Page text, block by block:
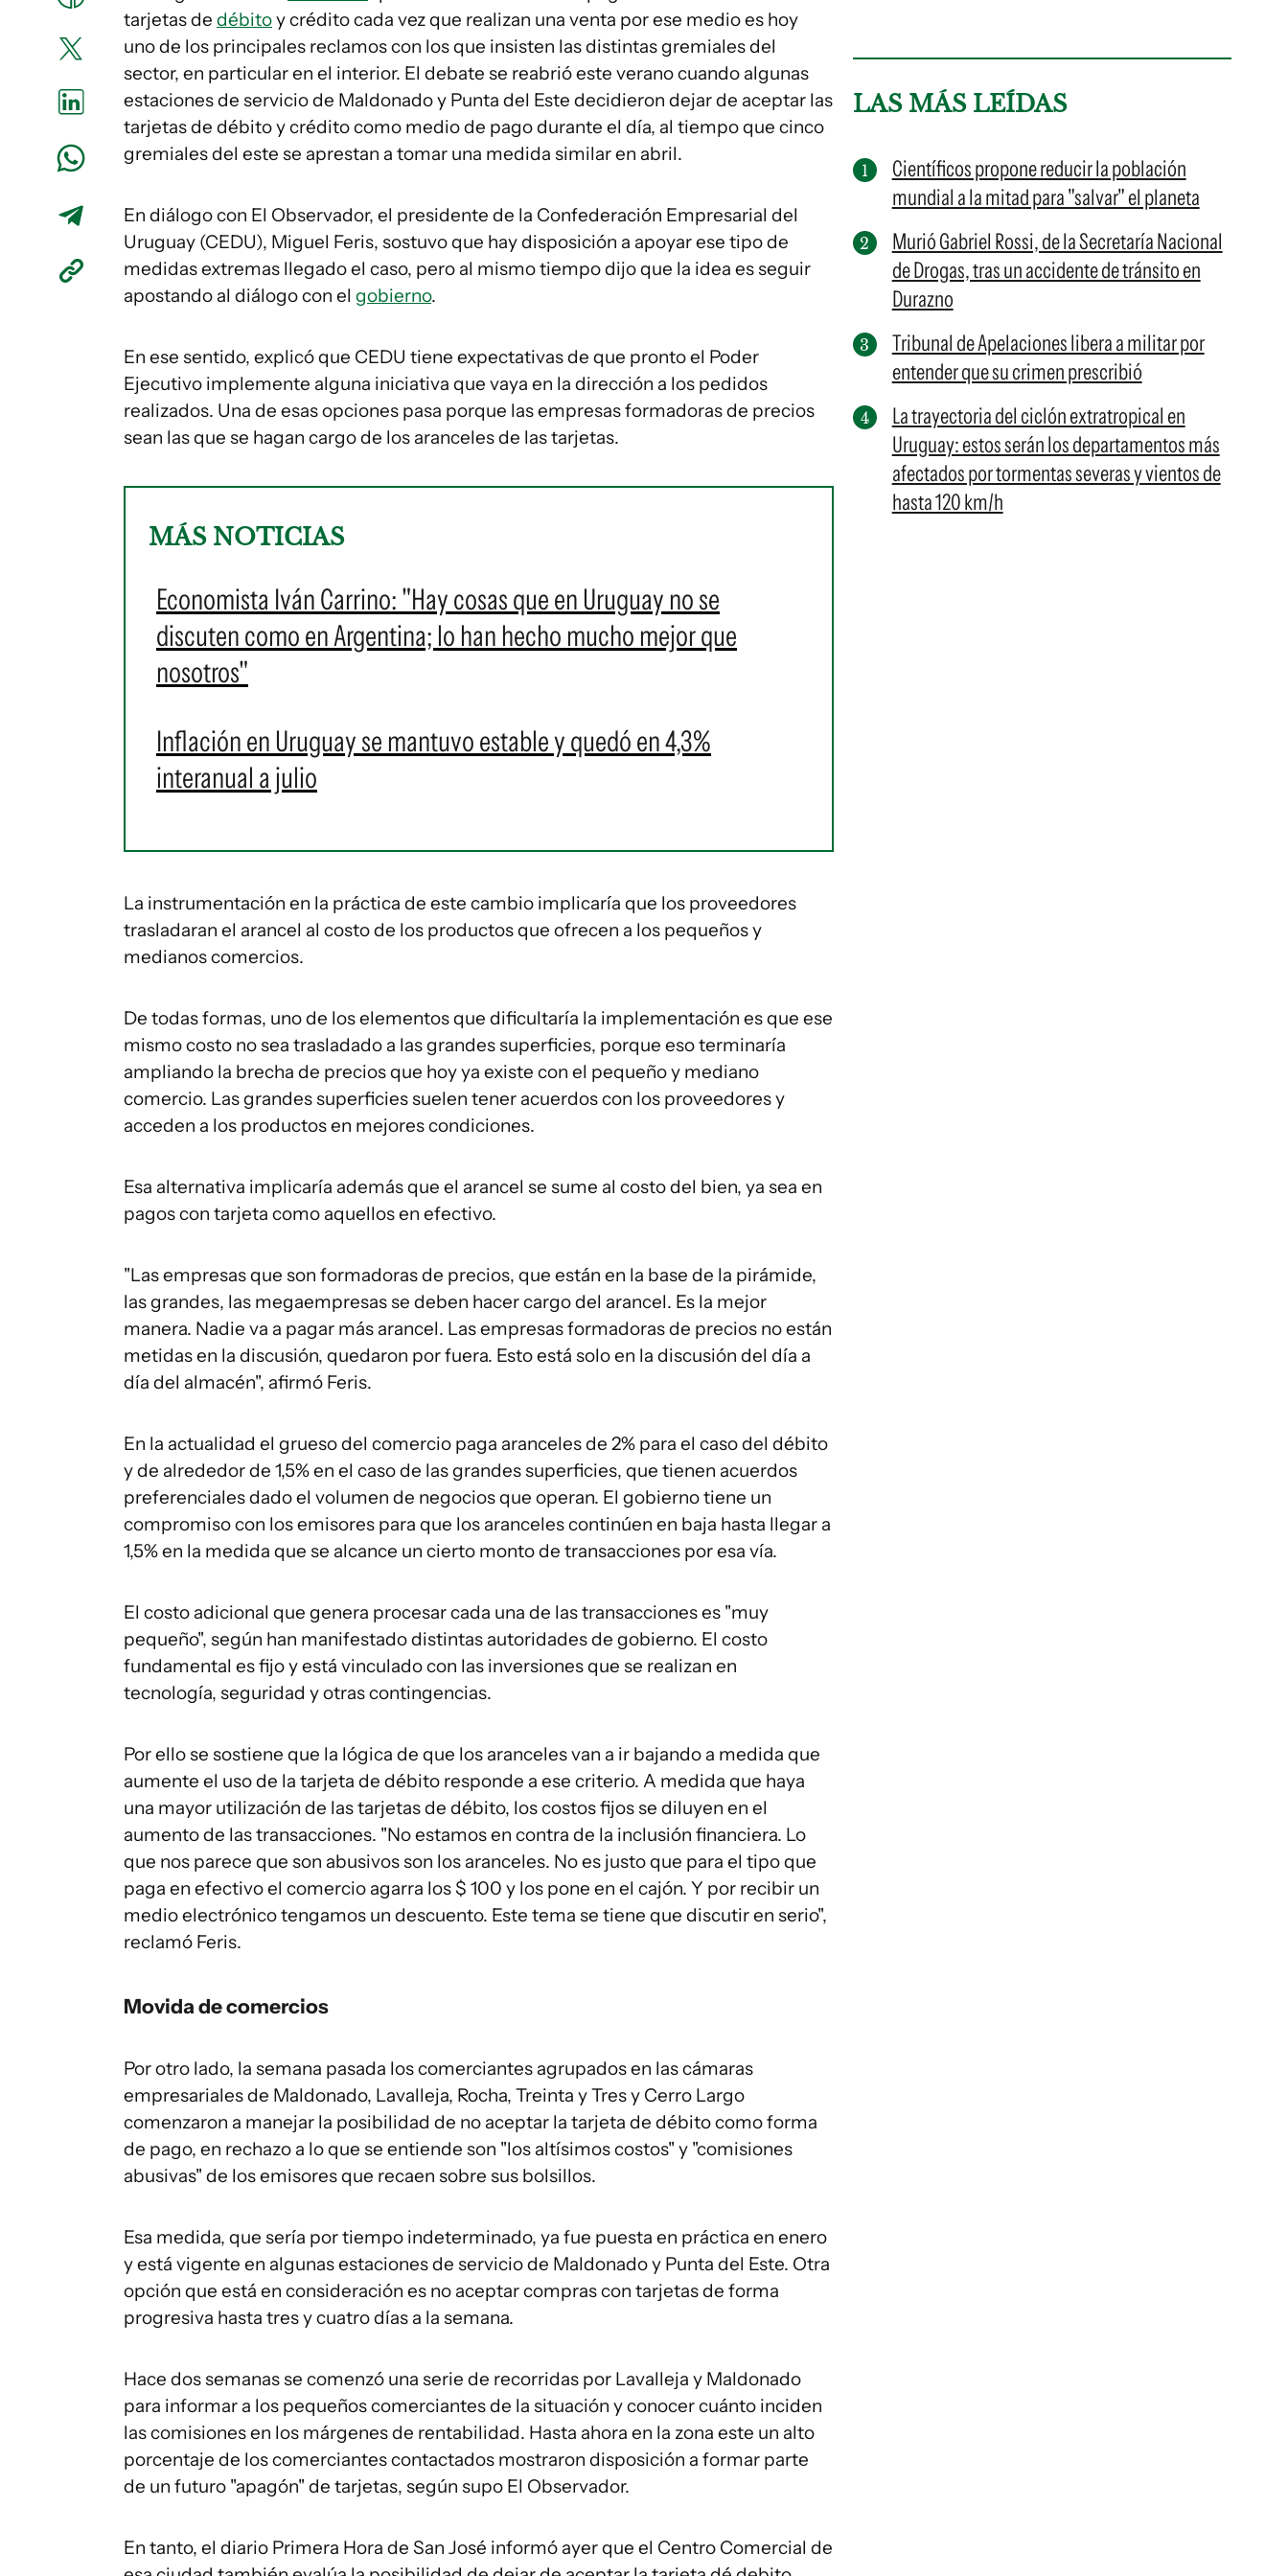
tarjetas de débitoy crédito cada vez que realizan una venta por ese medio es hoy
uno de los principales reclamos con los que insisten las distintas gremiales del
sector, en particular en el interior. El debate se reabrió este verano cuando algunas
estaciones de servicio de Maldonado y Punta del Este decidieron dejar de aceptar las
tarjetas de débito y crédito como medio de pago durante el día, al tiempo que cinco
gremiales del este se aprestan a tomar una medida similar en abril.
En diálogo con El Observador, el presidente de la Confederación Empresarial del
Uruguay (CEDU), Miguel Feris, sostuvo que hay disposición a apoyar ese tipo de
medidas extremas llegado el caso, pero al mismo tiempo dijo que la idea es seguir
apostando al diálogo con el gobierno.
En ese sentido, explicó que CEDU tiene expectativas de que pronto el Poder
Ejecutivo implemente alguna iniciativa que vaya en la dirección a los pedidos
realizados. Una de esas opciones pasa porque las empresas formadoras de precios
sean las que se hagan cargo de los aranceles de las tarjetas.
MÁS NOTICIAS
Economista Iván Carrino: "Hay cosas que en Uruguay no se
discuten como en Argentina; lo han hecho mucho mejor que
nosotros"
Inflación en Uruguay se mantuvo estable y quedó en 4,3%
interanual a julio
La instrumentación en la práctica de este cambio implicaría que los proveedores
trasladaran el arancel al costo de los productos que ofrecen a los pequeños y
medianos comercios.
De todas formas, uno de los elementos que dificultaría la implementación es que ese
mismo costo no sea trasladado a las grandes superficies, porque eso terminaría
ampliando la brecha de precios que hoy ya existe con el pequeño y mediano
comercio. Las grandes superficies suelen tener acuerdos con los proveedores y
acceden a los productos en mejores condiciones.
Esa alternativa implicaría además que el arancel se sume al costo del bien, ya sea en
pagos con tarjeta como aquellos en efectivo.
"Las empresas que son formadoras de precios, que están en la base de la pirámide,
las grandes, las megaempresas se deben hacer cargo del arancel. Es la mejor
manera. Nadie va a pagar más arancel. Las empresas formadoras de precios no están
metidas en la discusión, quedaron por fuera. Esto está solo en la discusión del día a
día del almacén", afirmó Feris.
En la actualidad el grueso del comercio paga aranceles de 2% para el caso del débito
y de alrededor de 1,5% en el caso de las grandes superficies, que tienen acuerdos
preferenciales dado el volumen de negocios que operan. El gobierno tiene un
compromiso con los emisores para que los aranceles continúen en baja hasta llegar a
1,5% en la medida que se alcance un cierto monto de transacciones por esa vía.
El costo adicional que genera procesar cada una de las transacciones es "muy
pequeño", según han manifestado distintas autoridades de gobierno. El costo
fundamental es fijo y está vinculado con las inversiones que se realizan en
tecnología, seguridad y otras contingencias.
Por ello se sostiene que la lógica de que los aranceles van a ir bajando a medida que
aumente el uso de la tarjeta de débito responde a ese criterio. A medida que haya
una mayor utilización de las tarjetas de débito, los costos fijos se diluyen en el
aumento de las transacciones. "No estamos en contra de la inclusión financiera. Lo
que nos parece que son abusivos son los aranceles. No es justo que para el tipo que
paga en efectivo el comercio agarra los $ 100 y los pone en el cajón. Y por recibir un
medio electrónico tengamos un descuento. Este tema se tiene que discutir en serio",
reclamó Feris.
Movida de comercios
Por otro lado, la semana pasada los comerciantes agrupados en las cámaras
empresariales de Maldonado, Lavalleja, Rocha, Treinta y Tres y Cerro Largo
comenzaron a manejar la posibilidad de no aceptar la tarjeta de débito como forma
de pago, en rechazo a lo que se entiende son "los altísimos costos" y "comisiones
abusivas" de los emisores que recaen sobre sus bolsillos.
Esa medida, que sería por tiempo indeterminado, ya fue puesta en práctica en enero
y está vigente en algunas estaciones de servicio de Maldonado y Punta del Este. Otra
opción que está en consideración es no aceptar compras con tarjetas de forma
progresiva hasta tres y cuatro días a la semana.
Hace dos semanas se comenzó una serie de recorridas por Lavalleja y Maldonado
para informar a los pequeños comerciantes de la situación y conocer cuánto inciden
las comisiones en los márgenes de rentabilidad. Hasta ahora en la zona este un alto
porcentaje de los comerciantes contactados mostraron disposición a formar parte
de un futuro "apagón" de tarjetas, según supo El Observador.
En tanto, el diario Primera Hora de San José informó ayer que el Centro Comercial de
LAS MÁS LEÍDAS
Científicos propone reducir la población
mundial a la mitad para "salvar" el planeta
Murió Gabriel Rossi, de la Secretaría Nacional
de Drogas, tras un accidente de tránsito en
Durazno
Tribunal de Apelaciones libera a militar por
entender que su crimen prescribió
La trayectoria del ciclón extratropical en
Uruguay: estos serán los departamentos más
afectados por tormentas severas y vientos de
hasta 120 km/h